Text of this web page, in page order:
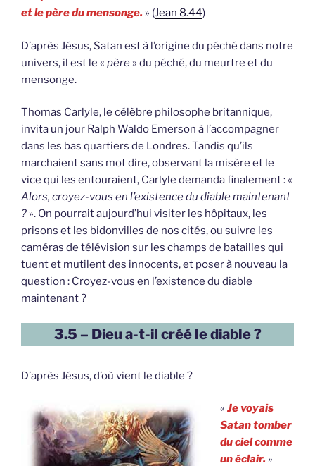
et le père du mensonge. » (Jean 8.44)
D’après Jésus, Satan est à l’origine du péché dans notre
univers, il est le « père » du péché, du meurtre et du
mensonge.
Thomas Carlyle, le célèbre philosophe britannique,
invita un jour Ralph Waldo Emerson à l’accompagner
dans les bas quartiers de Londres. Tandis qu’ils
marchaient sans mot dire, observant la misère et le
vice qui les entouraient, Carlyle demanda finalement : «
Alors, croyez-vous en l’existence du diable maintenant
? ». On pourrait aujourd’hui visiter les hôpitaux, les
prisons et les bidonvilles de nos cités, ou suivre les
caméras de télévision sur les champs de batailles qui
tuent et mutilent des innocents, et poser à nouveau la
question : Croyez-vous en l’existence du diable
maintenant ?
3.5 – Dieu a-t-il créé le diable ?
D’après Jésus, d’où vient le diable ?
« Je voyais
Satan tomber
du ciel comme
un éclair. »